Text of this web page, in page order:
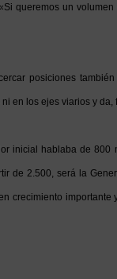
queremos un
posiciones
en los ejes viarios y
inicial hablaba de
de 2.500, será la
crecimiento importante